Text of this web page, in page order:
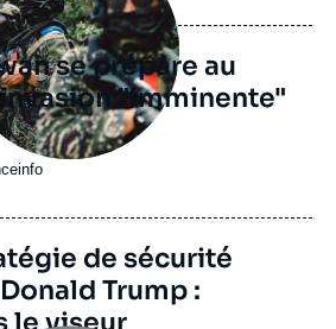
se prépare au
"imminente"
de sécurité
Trump :